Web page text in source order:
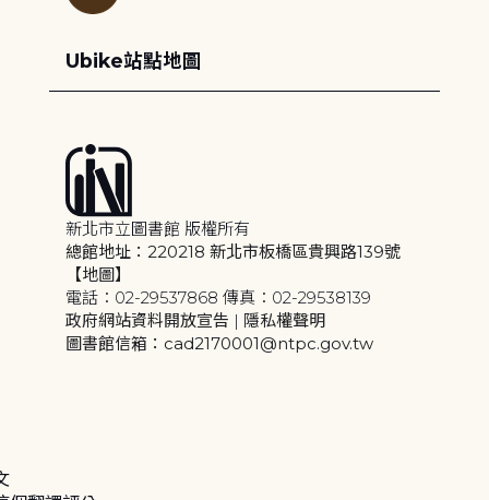
Ubike站點地圖
新北市立圖書館 版權所有
總館地址：220218 新北市板橋區貴興路139號
【地圖】
電話：02-29537868 傳真：02-29538139
政府網站資料開放宣告 | 隱私權聲明
圖書館信箱：cad2170001@ntpc.gov.tw